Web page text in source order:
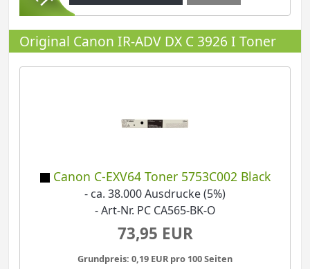
Original Canon IR-ADV DX C 3926 I Toner
Canon C-EXV64 Toner 5753C002 Black
- ca. 38.000 Ausdrucke (5%)
- Art-Nr. PC CA565-BK-O
73,95 EUR
Grundpreis: 0,19 EUR pro 100 Seiten